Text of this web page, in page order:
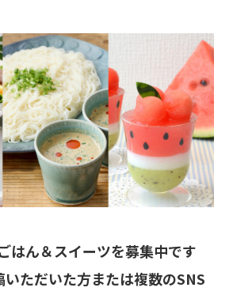
はん＆スイーツを募集中です
ただいた方または複数のSNS